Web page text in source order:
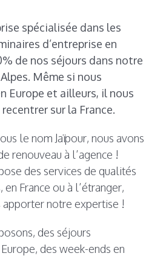
spécialisée dans les
d’entreprise en
de nos séjours dans notre
Même si nous
Europe et ailleurs, il nous
sur la France.
le nom Jaïpour, nous avons
renouveau à l’agence !
des services de qualités
France ou à l’étranger,
notre expertise !
des séjours
des week-ends en